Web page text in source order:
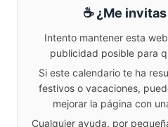
☕ ¿Me
Intento mantener esta
publicidad posible para
Si este calendario te ha
festivos o vacaciones,
mejorar la página con
Cualquier ayuda, por